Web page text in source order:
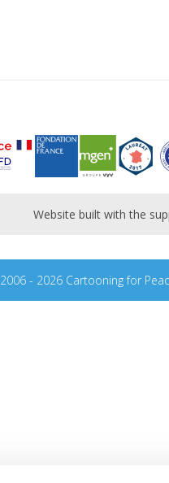
Website built with the
2006 - 2026 Cartooning for